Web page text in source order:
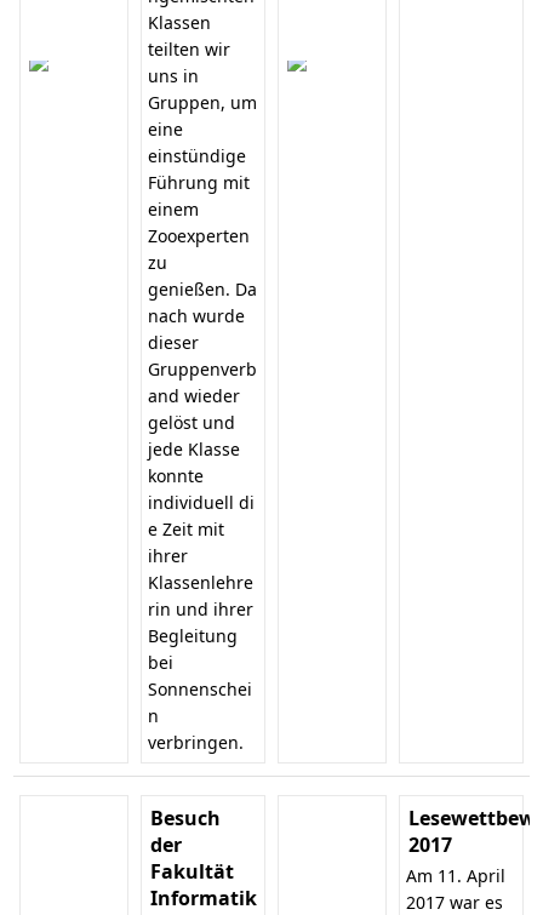
Klassen
teilten wir
uns in
Gruppen, um
eine
einstündige
Führung mit
einem
Zooexperten
zu
genießen. Da
nach wurde
dieser
Gruppenverb
and wieder
gelöst und
jede Klasse
konnte
individuell di
e Zeit mit
ihrer
Klassenlehre
rin und ihrer
Begleitung
bei
Sonnenschei
n
verbringen.
Besuch
der
Fakultät
Informatik
2017
Am 11. April
2017 war es